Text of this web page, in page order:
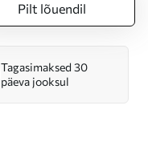
Pilt lõuendil
Tagasimaksed 30
päeva jooksul